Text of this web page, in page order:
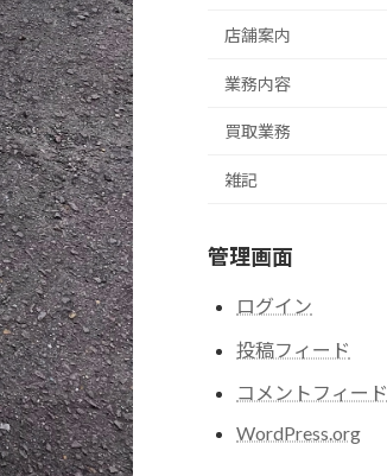
店舗案内
業務内容
買取業務
雑記
管理画面
ログイン
投稿フィード
コメントフィード
WordPress.org